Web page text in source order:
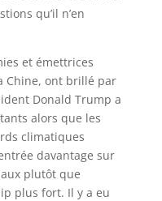
qu’il n’en
et émettrices
Chine, ont brillé par
Donald Trump a
alors que les
climatiques
davantage sur
plutôt que
plus fort. Il y a eu